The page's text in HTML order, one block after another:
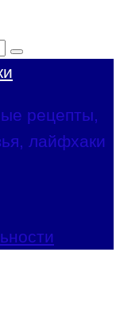
рецепты,
лайфхаки